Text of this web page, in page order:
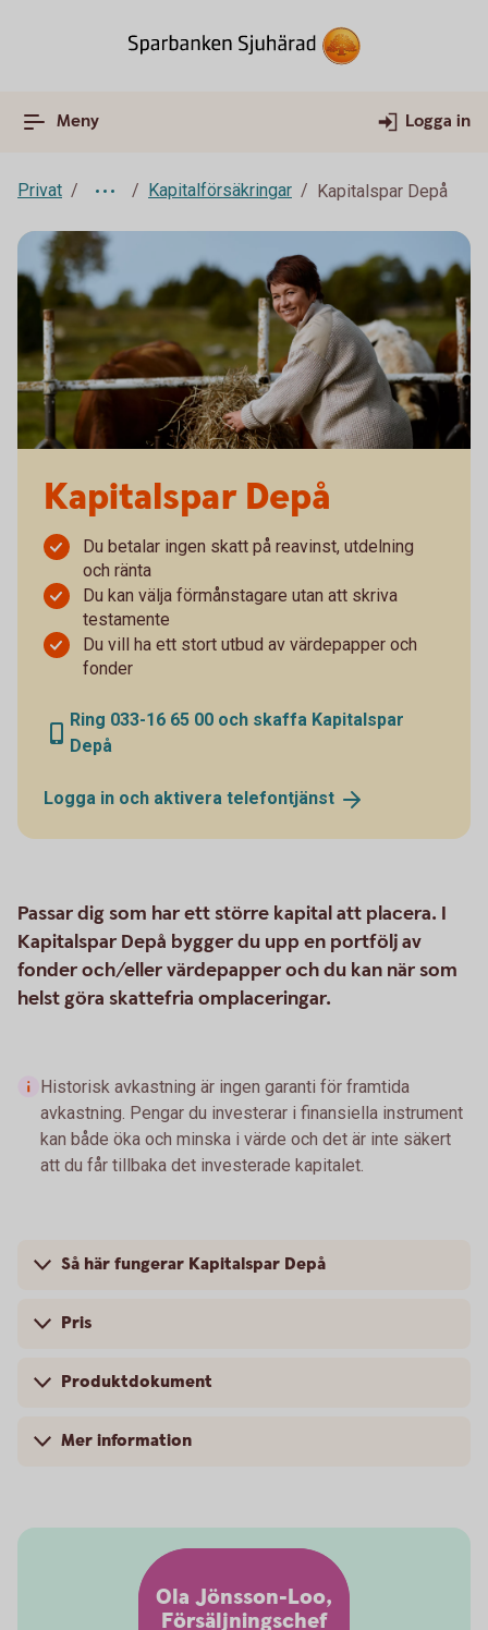
Meny Logga in
Privat Kapitalförsäkringar Kapitalspar Depå
Kapitalspar Depå
Du betalar ingen skatt på reavinst, utdelning
och ränta
Du kan välja förmånstagare utan att skriva
testamente
Du vill ha ett stort utbud av värdepapper och
fonder
Ring 033-16 65 00 och skaffa Kapitalspar
Depå
Logga in och aktivera telefontjänst
Passar dig som har ett större kapital att placera. I
Kapitalspar Depå bygger du upp en portfölj av
fonder och/eller värdepapper och du kan när som
helst göra skattefria omplaceringar.
Historisk avkastning är ingen garanti för framtida
avkastning. Pengar du investerar i finansiella instrument
kan både öka och minska i värde och det är inte säkert
att du får tillbaka det investerade kapitalet.
Så här fungerar Kapitalspar Depå
Pris
Produktdokument
Mer information
Ola Jönsson-Loo,
Försäljningschef